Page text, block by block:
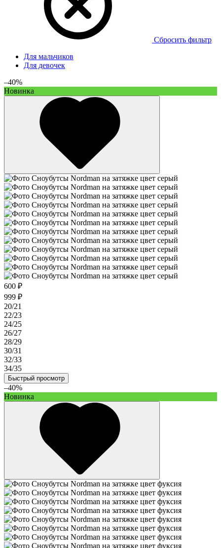
Сбросить фильтр
Для мальчиков
Для девочек
–40%
Новинка
600 ₽
999 ₽
20/21
22/23
24/25
26/27
28/29
30/31
32/33
34/35
Быстрый просмотр
–40%
Новинка